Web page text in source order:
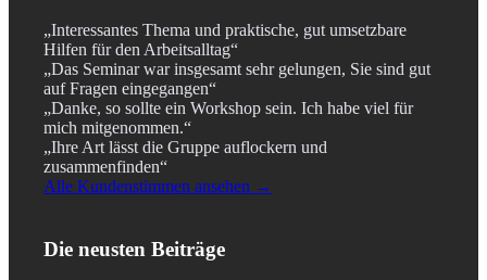
„Interessantes Thema und praktische, gut umsetzbare
Hilfen für den Arbeitsalltag“
„Das Seminar war insgesamt sehr gelungen, Sie sind gut
auf Fragen eingegangen“
„Danke, so sollte ein Workshop sein. Ich habe viel für
mich mitgenommen.“
„Ihre Art lässt die Gruppe auflockern und
zusammenfinden“
Alle Kundenstimmen ansehen →
Die neusten Beiträge